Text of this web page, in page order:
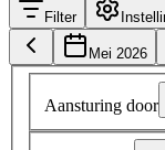
Filter
Mei 2026
Aansturing door